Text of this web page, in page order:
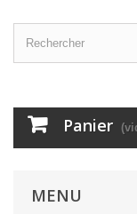
Panier
MENU